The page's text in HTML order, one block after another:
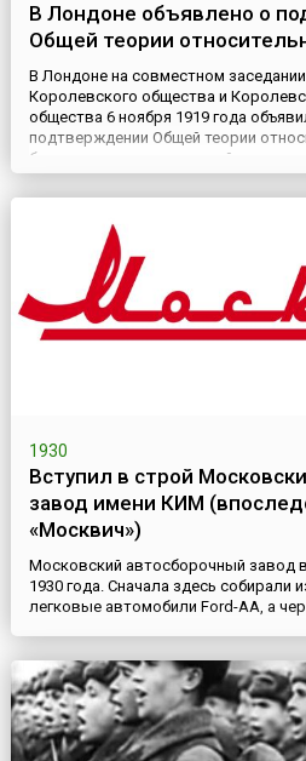
В Лондоне объявлено о
Общей теории
В Лондоне на совместном
Королевского общества и
общества 6 ноября 1919 года
подтверждении Общей теории
было представлено английским
Эддингтоном (1882–1944). Весной
экспедиция в момент затмения
Эйнштейном отклонение света в п...
1930
Вступил в строй
завод имени КИМ
«Москвич»)
Московский автосборочный завод
1930 года. Сначала здесь собирали
легковые автомобили Ford-AA, а
комплектующих. 15 января 1939
имени КИМ (Коммунистического
был переименован в «Мо...